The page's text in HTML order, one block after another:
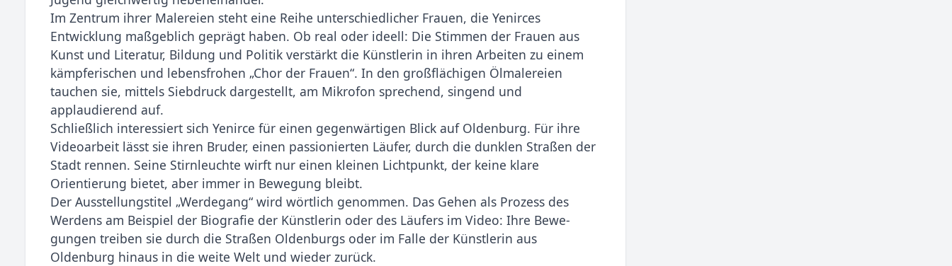
Im Zentrum ihrer Malereien steht eine Reihe unterschiedlicher Frauen, die Yenirces
Entwicklung maßgeblich geprägt haben. Ob real oder ideell: Die Stimmen der Frauen aus
Kunst und Litera­tur, Bildung und Politik verstärkt die Künstlerin in ihren Arbeiten zu einem
kämpferischen und lebensfrohen „Chor der Frauen“. In den großflächigen Ölmalereien
tauchen sie, mittels Siebdruck dargestellt, am Mikrofon sprechend, singend und
applaudierend auf.
Schließlich interessiert sich Yenirce für einen gegenwärtigen Blick auf Oldenburg. Für ihre
Videoarbeit lässt sie ihren Bruder, einen passionierten Läufer, durch die dunklen Straßen der
Stadt rennen. Seine Stirnleuchte wirft nur einen kleinen Lichtpunkt, der keine klare
Orientierung bietet, aber im­mer in Bewegung bleibt.
Der Ausstellungstitel „Werdegang“ wird wörtlich genommen. Das Gehen als Prozess des
Werdens am Beispiel der Biografie der Künstlerin oder des Läufers im Video: Ihre Bewe­
gungen treiben sie durch die Straßen Oldenburgs oder im Falle der Künstlerin aus
Oldenburg hinaus in die weite Welt und wie­der zurück.